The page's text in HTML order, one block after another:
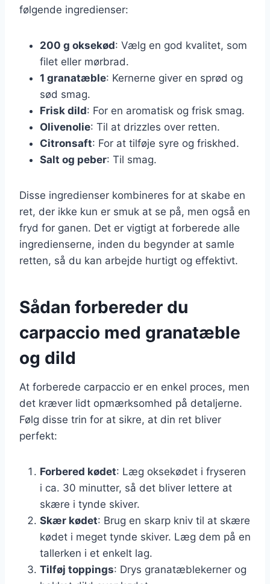
følgende ingredienser:
200 g oksekød: Vælg en god kvalitet, som
filet eller mørbrad.
1 granatæble: Kernerne giver en sprød og
sød smag.
Frisk dild: For en aromatisk og frisk smag.
Olivenolie: Til at drizzles over retten.
Citronsaft: For at tilføje syre og friskhed.
Salt og peber: Til smag.
Disse ingredienser kombineres for at skabe en
ret, der ikke kun er smuk at se på, men også en
fryd for ganen. Det er vigtigt at forberede alle
ingredienserne, inden du begynder at samle
retten, så du kan arbejde hurtigt og effektivt.
Sådan forbereder du
carpaccio med granatæble
og dild
At forberede carpaccio er en enkel proces, men
det kræver lidt opmærksomhed på detaljerne.
Følg disse trin for at sikre, at din ret bliver
perfekt:
Forbered kødet: Læg oksekødet i fryseren
i ca. 30 minutter, så det bliver lettere at
skære i tynde skiver.
Skær kødet: Brug en skarp kniv til at skære
kødet i meget tynde skiver. Læg dem på en
tallerken i et enkelt lag.
Tilføj toppings: Drys granatæblekerner og